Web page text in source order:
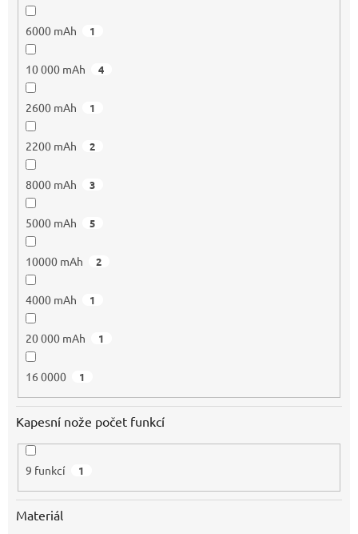
6000 mAh 1
10 000 mAh 4
2600 mAh 1
2200 mAh 2
8000 mAh 3
5000 mAh 5
10000 mAh 2
4000 mAh 1
20 000 mAh 1
16 0000 1
Kapesní nože počet funkcí
9 funkcí 1
Materiál